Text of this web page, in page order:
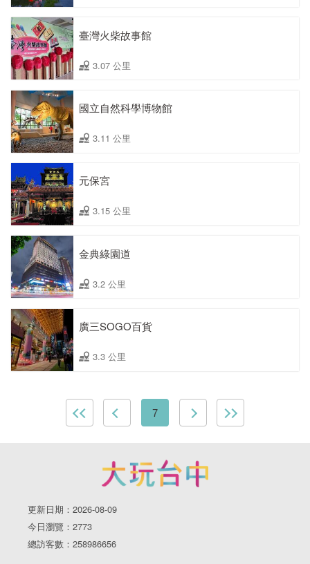
臺灣火柴故事館
3.07 公里
國立自然科學博物館
3.11 公里
元保宮
3.15 公里
金典綠園道
3.2 公里
廣三SOGO百貨
3.3 公里
7
更新日期：2026-08-09
今日瀏覽：2773
總訪客數：258986656